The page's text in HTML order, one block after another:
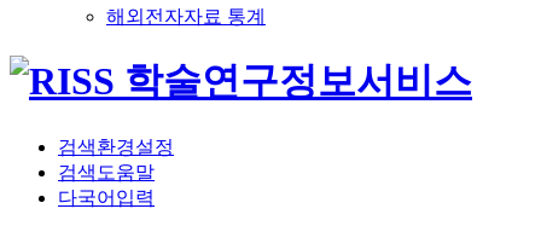
해외전자자료 통계
검색환경설정
검색도움말
다국어입력